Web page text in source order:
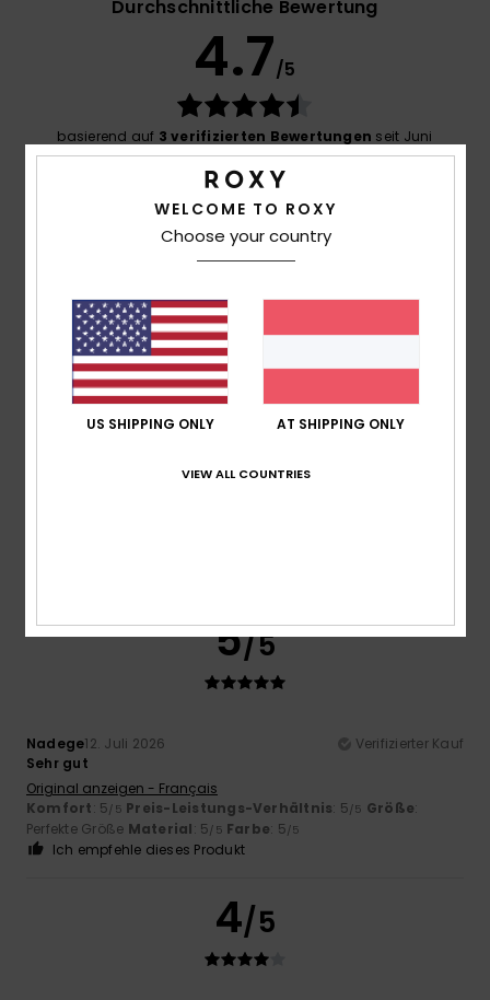
Durchschnittliche Bewertung
4.7/5
basierend auf 3 verifizierten Bewertungen seit Juni
2026
67% unserer Kunden empfehlen dieses Produkt
Komfort
Preis-Leistungs-Verhältnis
5.0
5/5
Nadege12. Juli 2026
Verifizierter Kauf
Sehr gut
Original anzeigen - Français
Komfort: 5/5 Preis-Leistungs-Verhältnis: 5/5 Größe:
Perfekte Größe Material: 5/5 Farbe: 5/5
Ich empfehle dieses Produkt
4/5
WELCOME TO ROXY
Choose your country
US SHIPPING ONLY AT SHIPPING ONLY
VIEW ALL COUNTRIES